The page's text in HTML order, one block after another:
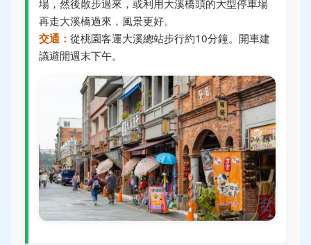
場，然後散步過來，或利用大溪橋頭的大型停車場
再走大溪橋過來，風景更好。
交通： 從桃園客運大溪總站步行約10分鐘。開車建
議避開週末下午。